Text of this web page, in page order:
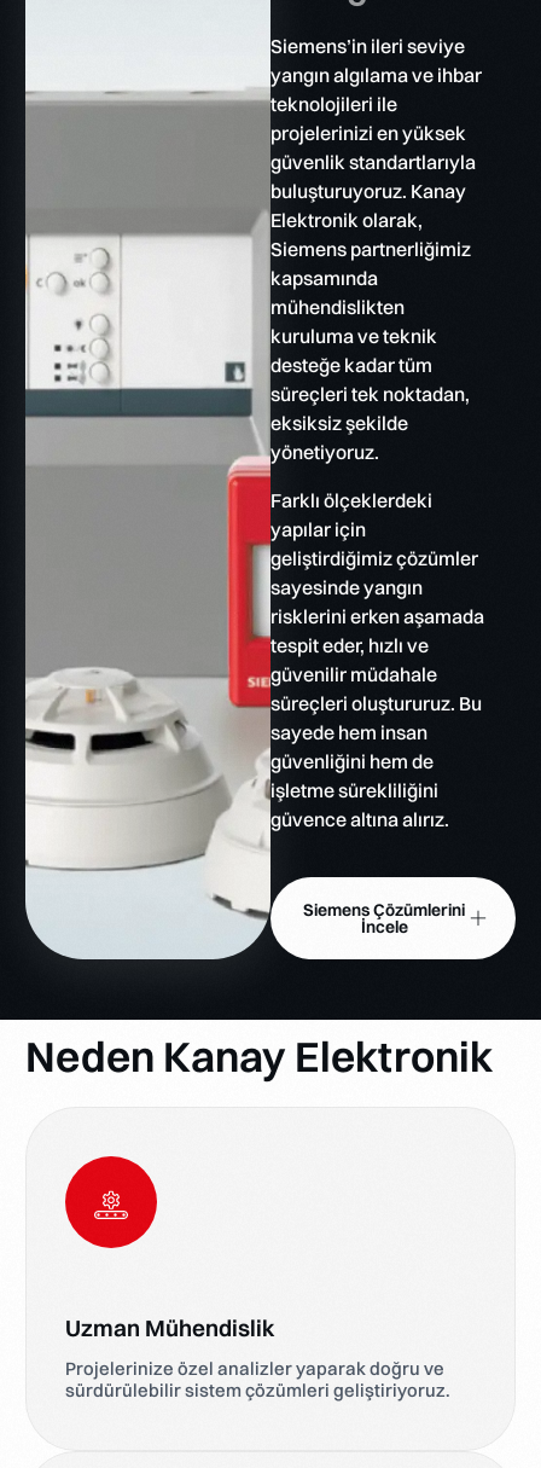
Siemens’in ileri seviye
yangın algılama ve ihbar
teknolojileri ile
projelerinizi en yüksek
güvenlik standartlarıyla
buluşturuyoruz. Kanay
Elektronik olarak,
Siemens partnerliğimiz
kapsamında
mühendislikten
kuruluma ve teknik
desteğe kadar tüm
süreçleri tek noktadan,
eksiksiz şekilde
yönetiyoruz.
Farklı ölçeklerdeki
yapılar için
geliştirdiğimiz çözümler
sayesinde yangın
risklerini erken aşamada
tespit eder, hızlı ve
güvenilir müdahale
süreçleri oluştururuz. Bu
sayede hem insan
güvenliğini hem de
işletme sürekliliğini
güvence altına alırız.
Siemens Çözümlerini
İncele
Neden Kanay Elektronik
Uzman Mühendislik
Projelerinize özel analizler yaparak doğru ve
sürdürülebilir sistem çözümleri geliştiriyoruz.